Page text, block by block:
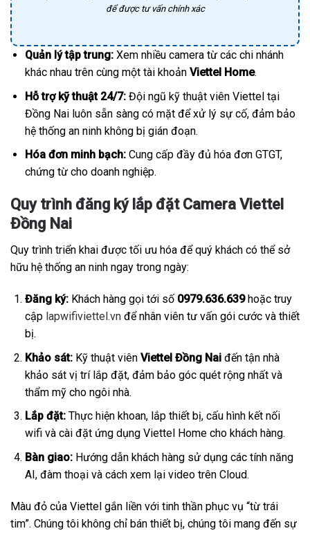
để được tư vấn chính xác
Quản lý tập trung:Xem nhiều camera từ các chi nhánh
khác nhau trên cùng một tài khoản Viettel Home.
Hỗ trợ kỹ thuật 24/7:Đội ngũ kỹ thuật viên Viettel tại
Đồng Nai luôn sẵn sàng có mặt để xử lý sự cố, đảm bảo
hệ thống an ninh không bị gián đoạn.
Hóa đơn minh bạch:Cung cấp đầy đủ hóa đơn GTGT,
chứng từ cho doanh nghiệp.
Quy trình đăng ký lắp đặt Camera Viettel
Đồng Nai
Quy trình triển khai được tối ưu hóa để quý khách có thể sở
hữu hệ thống an ninh ngay trong ngày:
Đăng ký:Khách hàng gọi tới số 0979.636.639hoặc truy
cập lapwifiviettel.vnđể nhân viên tư vấn gói cước và thiết
bị.
Khảo sát:Kỹ thuật viên Viettel Đồng Naiđến tận nhà
khảo sát vị trí lắp đặt, đảm bảo góc quét rộng nhất và
thẩm mỹ cho ngôi nhà.
Lắp đặt:Thực hiện khoan, lắp thiết bị, cấu hình kết nối
wifi và cài đặt ứng dụng Viettel Home cho khách hàng.
Bàn giao:Hướng dẫn khách hàng sử dụng các tính năng
AI, đàm thoại và cách xem lại video trên Cloud.
Màu đỏ của Viettel gắn liền với tinh thần phục vụ “từ trái
tim”. Chúng tôi không chỉ bán thiết bị, chúng tôi mang đến sự